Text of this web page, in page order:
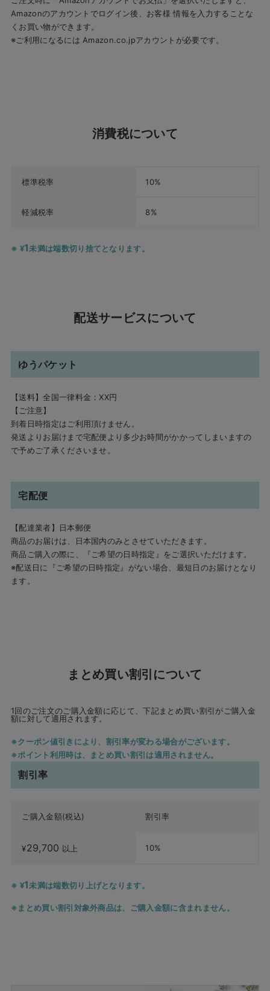
Amazonのアカウントでログイン後、お客様 情報を入力することな
くお買い物ができます。
※ご利用になるには Amazon.co.jpアカウントが必要です。
消費税について
標準税率 10%
軽減税率 8%
¥1未満は端数切り捨てとなります。
配送サービスについて
ゆうパケット
【送料】全国一律料金：XX円
【ご注意】
到着日時指定はご利用頂けません。
発送よりお届けまで宅配便より多少お時間がかかってしまいますの
で予めご了承くださいませ。
宅配便
【配達業者】日本郵便
商品のお届けは、日本国内のみとさせていただきます。
商品ご購入の際に、『ご希望の日時指定』をご選択いただけます。
※配送日に『ご希望の日時指定』がない場合、最短日のお届けとなり
ます。
まとめ買い割引について
1回のご注文のご購入金額に応じて、下記まとめ買い割引がご購入金
額に対して適用されます。
クーポン値引きにより、割引率が変わる場合がございます。
ポイント利用時は、まとめ買い割引は適用されません。
割引率
ご購入金額(税込) 割引率
¥29,700 以上 10%
¥1未満は端数切り上げとなります。
まとめ買い割引対象外商品は、ご購入金額に含まれません。